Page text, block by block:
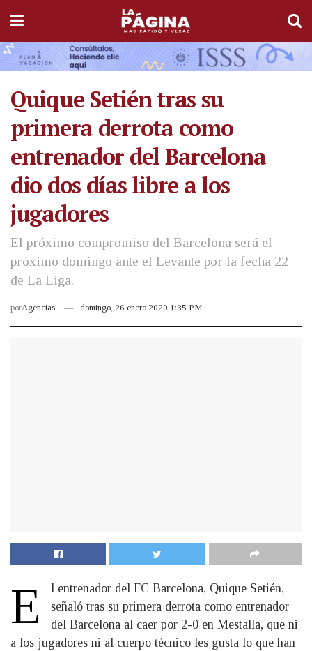
Quique Setién tras su
primera derrota como
entrenador del Barcelona
dio dos días libre a los
jugadores
El próximo compromiso del Barcelona será el
próximo domingo ante el Levante por la fecha 22
de La Liga.
porAgencias domingo, 26 enero 2020 1:35 PM
E
l entrenador del FC Barcelona, Quique Setién,
señaló tras su primera derrota como entrenador
del Barcelona al caer por 2-0 en Mestalla, que ni
a los jugadores ni al cuerpo técnico les gusta lo que han